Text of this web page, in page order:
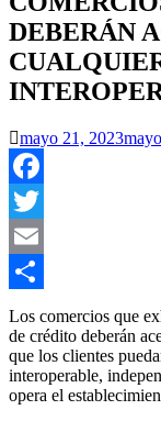
DEBERÁN
mayo 21, 2023
Facebook
Twitter
Email
Compartir
Los comercios que
de crédito deberán
que los clientes
interoperable,
opera el